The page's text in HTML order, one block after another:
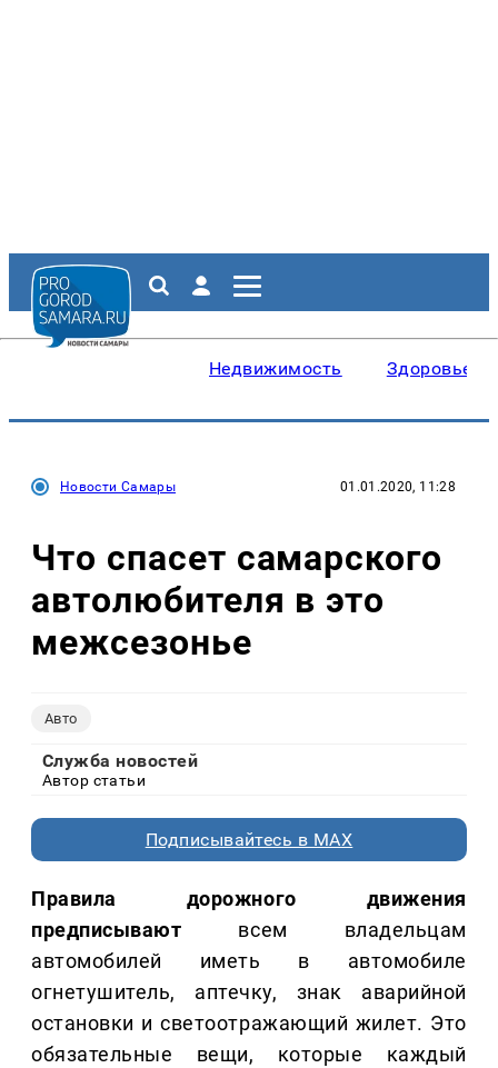
Недвижимость Здоровье
Новости Самары 01.01.2020, 11:28
Что спасет самарского
автолюбителя в это
межсезонье
Авто
Служба новостей
Автор статьи
Подписывайтесь в MAX
Правила дорожного движения
предписывают всем владельцам
автомобилей иметь в автомобиле
огнетушитель, аптечку, знак аварийной
остановки и светоотражающий жилет. Это
обязательные вещи, которые каждый